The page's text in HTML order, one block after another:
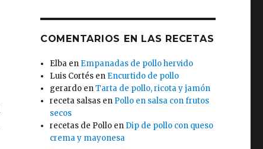
COMENTARIOS EN LAS RECETAS
Elba en Empanadas de pollo hervido
Luis Cortés en Encurtido de pollo
gerardo enTarta de pollo, ricota y jamón
receta salsas en Pollo en salsa con frutos
secos
recetas de Pollo en Dip de pollo con queso
crema y mayonesa